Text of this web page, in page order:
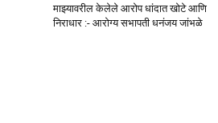
माझ्यावरील केलेले आरोप धांदात खोटे आणि
निराधार :- आरोग्य सभापती धनंजय जांभळे